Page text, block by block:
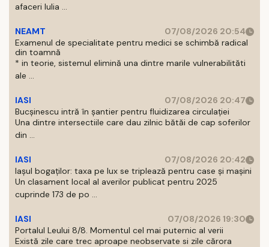
afaceri Iulia ...
NEAMT
07/08/2026 20:54
Examenul de specialitate pentru medici se schimbă radical
din toamnă
* in teorie, sistemul elimină una dintre marile vulnerabilităti
ale ...
IASI
07/08/2026 20:47
Bucșinescu intră în șantier pentru fluidizarea circulației
Una dintre intersectiile care dau zilnic bătăi de cap soferilor
din ...
IASI
07/08/2026 20:42
Iașul bogaților: taxa pe lux se triplează pentru case și mașini
Un clasament local al averilor publicat pentru 2025
cuprinde 173 de po ...
IASI
07/08/2026 19:30
Portalul Leului 8/8. Momentul cel mai puternic al verii
Există zile care trec aproape neobservate si zile cărora